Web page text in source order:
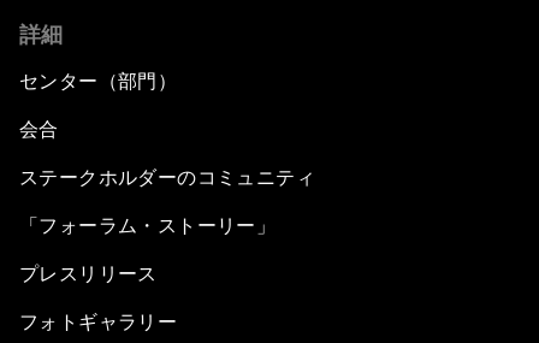
詳細
センター（部門）
会合
ステークホルダーのコミュニティ
「フォーラム・ストーリー」
プレスリリース
フォトギャラリー